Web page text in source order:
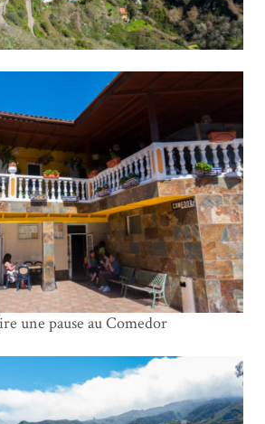
une pause au Comedor